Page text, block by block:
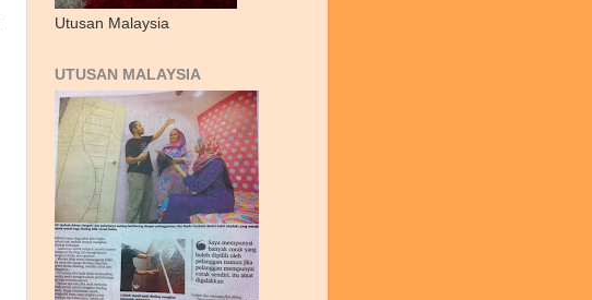
Utusan Malaysia
UTUSAN MALAYSIA